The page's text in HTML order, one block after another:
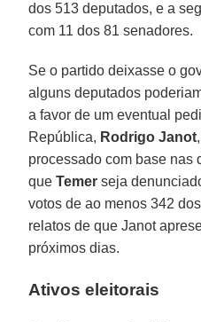
dos 513 deputados, e a
com 11 dos 81 senadores.
Se o partido deixasse o
alguns deputados
a favor de um eventual
República, Rodrigo Janot
processado com base nas
queTemer seja
votos de ao menos 342
relatos de que Janot
próximos dias.
Ativos eleitorais